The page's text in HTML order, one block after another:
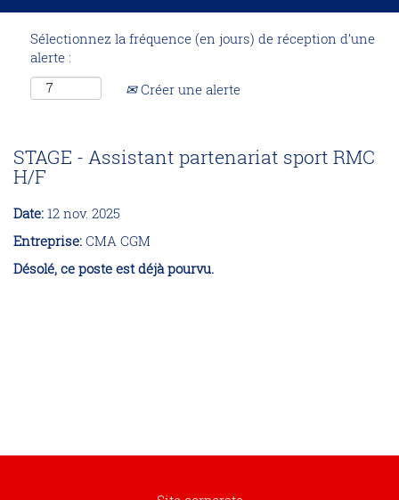
Sélectionnez la fréquence (en jours) de réception d’une
alerte :
Créer une alerte
STAGE - Assistant partenariat sport RMC
H/F
Date: 12 nov. 2025
Entreprise: CMA CGM
Désolé, ce poste est déjà pourvu.